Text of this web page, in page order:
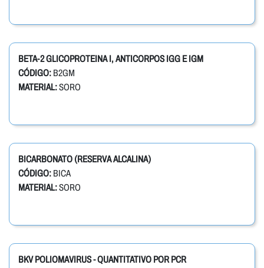
BETA-2 GLICOPROTEINA I, ANTICORPOS IGG E IGM
CÓDIGO: B2GM
MATERIAL:SORO
BICARBONATO (RESERVA ALCALINA)
CÓDIGO: BICA
MATERIAL:SORO
BKV POLIOMAVIRUS - QUANTITATIVO POR PCR